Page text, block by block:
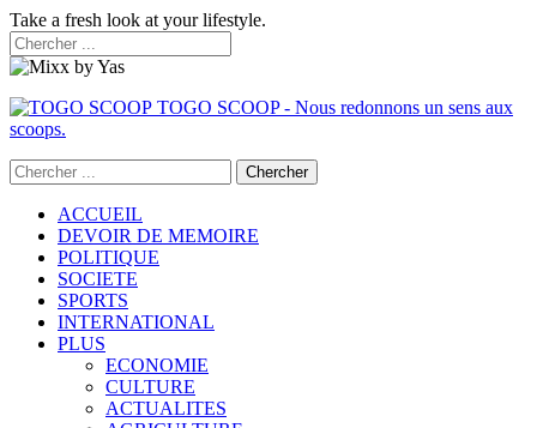
Take a fresh look at your lifestyle.
TOGO SCOOP - Nous redonnons un sens aux
scoops.
ACCUEIL
DEVOIR DE MEMOIRE
POLITIQUE
SOCIETE
SPORTS
INTERNATIONAL
PLUS
ECONOMIE
CULTURE
ACTUALITES